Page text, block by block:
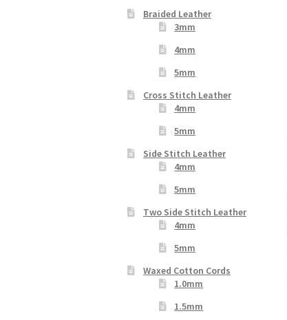
Braided Leather
3mm
4mm
5mm
Cross Stitch Leather
4mm
5mm
Side Stitch Leather
4mm
5mm
Two Side Stitch Leather
4mm
5mm
Waxed Cotton Cords
1.0mm
1.5mm